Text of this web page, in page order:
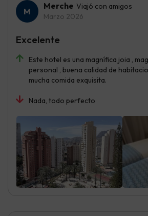
Merche Viajó con amigos
Marzo 2026
Este hotel es una magnífica joia ,
personal , buena calidad de
mucha comida exquisita.
Nada, todo perfecto
Excelente